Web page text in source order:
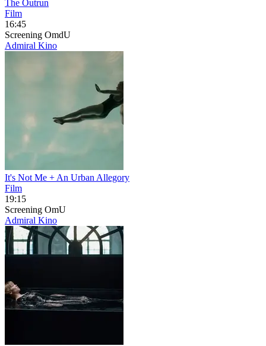
The Outrun
Film
16:45
Screening OmdU
Admiral Kino
It's Not Me + An Urban Allegory
Film
19:15
Screening OmU
Admiral Kino